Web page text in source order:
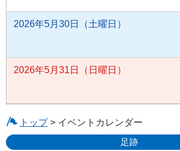
2026年5月30日（土曜日）
2026年5月31日（日曜日）
トップ> イベントカレンダー
足跡